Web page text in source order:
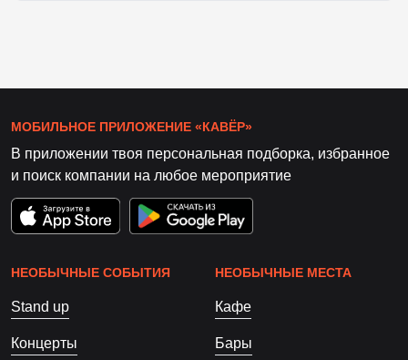
МОБИЛЬНОЕ ПРИЛОЖЕНИЕ «КАВЁР»
В приложении твоя персональная подборка, избранное
и поиск компании на любое мероприятие
НЕОБЫЧНЫЕ СОБЫТИЯ
Stand up
Концерты
НЕОБЫЧНЫЕ МЕСТА
Кафе
Бары